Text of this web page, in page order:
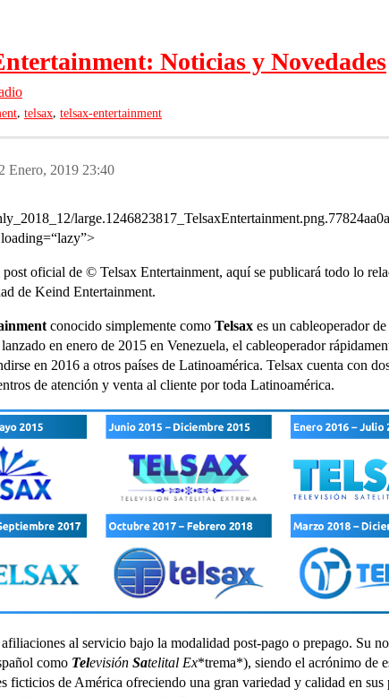
Noticias y Novedades
, telsax, telsax-entertainment
Enero, 2019 23:40
oficial de © Telsax Entertainment, aquí se publicará todo lo
de Keind Entertainment.
conocido simplemente como Telsax es un cableoperador
en enero de 2015 en Venezuela, el cableoperador
en 2016 a otros países de Latinoamérica. Telsax cuenta con
de atención y venta al cliente por toda Latinoamérica.
al servicio bajo la modalidad post-pago o prepago. Su
como Televisión Satelital Ex*trema*), siendo el acrónimo de
ficticios de América ofreciendo una gran variedad y calidad en